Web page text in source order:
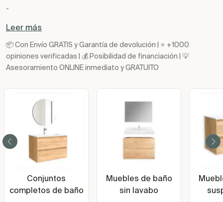
-
Leer más
📦 Con Envío GRATIS y Garantía de devolución | ⭐ +1000
opiniones verificadas | 💰 Posibilidad de financiación | 💡
Asesoramiento ONLINE inmediato y GRATUITO
Conjuntos
completos de baño
Muebles de baño
sin lavabo